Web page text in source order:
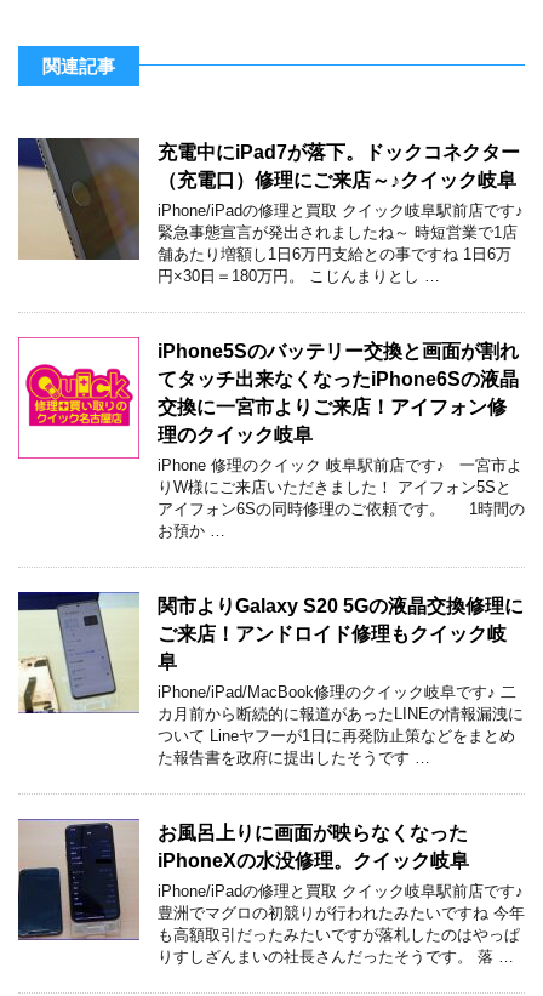
関連記事
充電中にiPad7が落下。ドックコネクター
（充電口）修理にご来店～♪クイック岐阜
iPhone/iPadの修理と買取 クイック岐阜駅前店です♪
緊急事態宣言が発出されましたね～ 時短営業で1店
舗あたり増額し1日6万円支給との事ですね 1日6万
円×30日＝180万円。 こじんまりとし …
iPhone5Sのバッテリー交換と画面が割れ
てタッチ出来なくなったiPhone6Sの液晶
交換に一宮市よりご来店！アイフォン修
理のクイック岐阜
iPhone 修理のクイック 岐阜駅前店です♪ 一宮市よ
りW様にご来店いただきました！ アイフォン5Sと
アイフォン6Sの同時修理のご依頼です。 1時間の
お預か …
関市よりGalaxy S20 5Gの液晶交換修理に
ご来店！アンドロイド修理もクイック岐
阜
iPhone/iPad/MacBook修理のクイック岐阜です♪ 二
カ月前から断続的に報道があったLINEの情報漏洩に
ついて Lineヤフーが1日に再発防止策などをまとめ
た報告書を政府に提出したそうです …
お風呂上りに画面が映らなくなった
iPhoneXの水没修理。クイック岐阜
iPhone/iPadの修理と買取 クイック岐阜駅前店です♪
豊洲でマグロの初競りが行われたみたいですね 今年
も高額取引だったみたいですが落札したのはやっぱ
りすしざんまいの社長さんだったそうです。 落 …